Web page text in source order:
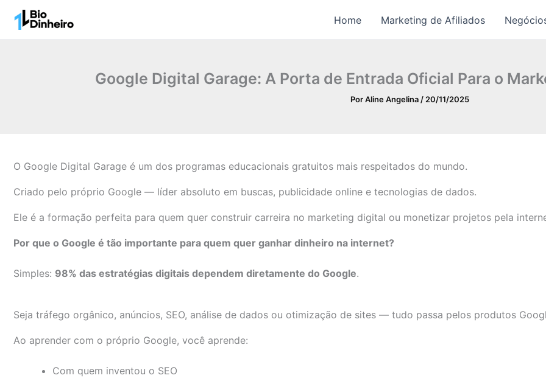
para
o
Home Marketing de Afiliados
Google Digital Garage: A Porta de Entrada Oficial Para o
PorAline Angelina / 20/11/2025
O Google Digital Garage é um dos programas educacionais gratuitos mais respeitados do mundo.
Criado pelo próprio Google — líder absoluto em buscas, publicidade online e tecnologias de dados.
Ele é a formação perfeita para quem quer construir carreira no marketing digital ou monetizar projetos pela
Por que o Google é tão importante para quem quer ganhar dinheiro na internet?
Simples: 98% das estratégias digitais dependem diretamente do Google.
Seja tráfego orgânico, anúncios, SEO, análise de dados ou otimização de sites — tudo passa pelos produtos
Ao aprender com o próprio Google, você aprende:
Com quem inventou o SEO